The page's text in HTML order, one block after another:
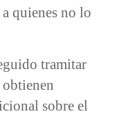
quienes no lo
tramitar
sobre el